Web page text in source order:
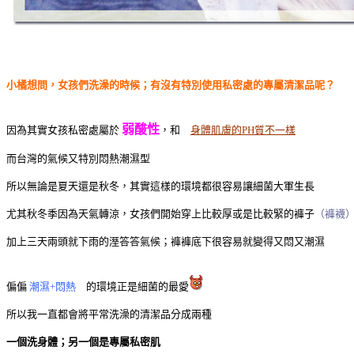
小橘想問，女孩們洗澡的時候；有沒有特別使用私密處的專屬清潔品呢？
因為其實女孩私密處屬於 弱酸性 ，和 身體肌膚的PH質不一樣
而台灣的氣候又特別悶熱潮濕型
所以無論是夏天還是秋冬，其實這樣的環境都很容易讓細菌大軍生長
尤其秋冬季因為天氣轉涼，女孩們開始穿上比較厚或是比較緊的褲子 （褲襪
加上三天兩頭就下雨的溼答答氣候；褲褲底下很容易就變得又悶又潮濕
偏偏 潮濕+悶熱 的環境正是細菌的最愛
所以我一直都會將平常洗澡的清潔品分成兩種
一個洗身體；另一個是專屬私密肌